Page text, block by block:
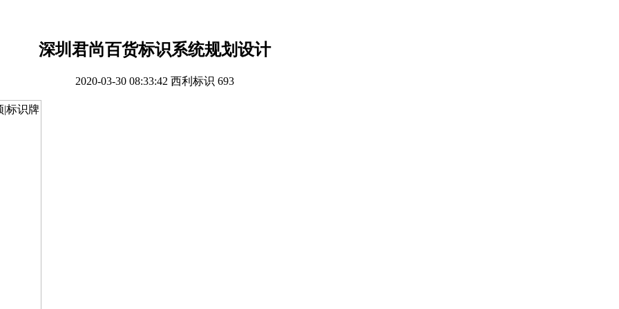
深圳君尚百货标识系统规划设计
2020-03-30 08:33:42 西利标识 693